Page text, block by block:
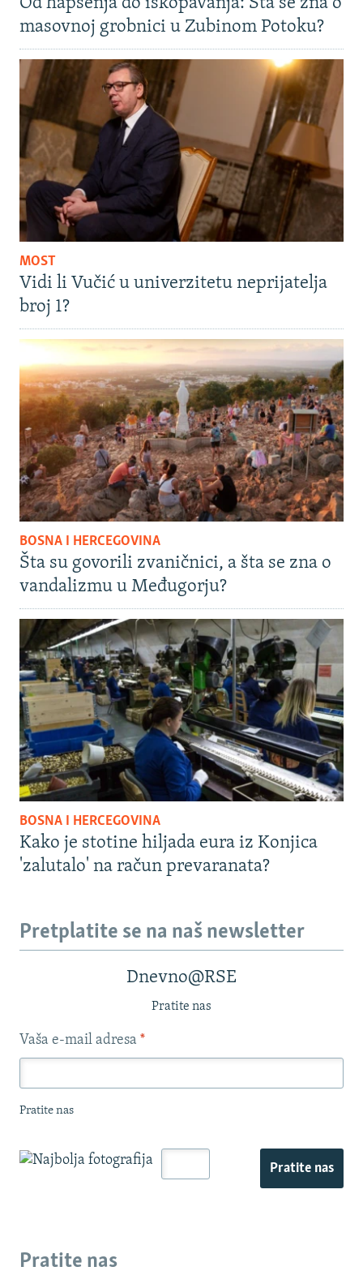
Od hapšenja do iskopavanja: Šta se zna o
masovnoj grobnici u Zubinom Potoku?
MOST
Vidi li Vučić u univerzitetu neprijatelja
broj 1?
BOSNA I HERCEGOVINA
Šta su govorili zvaničnici, a šta se zna o
vandalizmu u Međugorju?
BOSNA I HERCEGOVINA
Kako je stotine hiljada eura iz Konjica
'zalutalo' na račun prevaranata?
Pretplatite se na naš newsletter
Dnevno@RSE
Pratite nas
Vaša e-mail adresa *
Pratite nas
Pratite nas
Pratite nas